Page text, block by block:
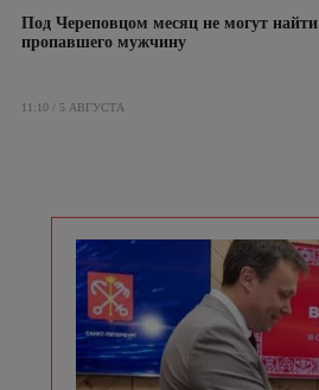
Под Череповцом месяц не могут найти
пропавшего мужчину
11:10 / 5 АВГУСТА